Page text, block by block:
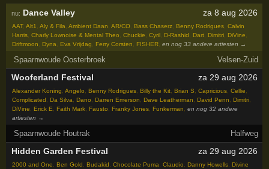
nu: Dance Valley za 8 aug 2026
AAT,Alt1 ,Aly & Fila ,Ambient Daan ,AR/CO Bass Chaserz Benny Rodrigues ,Calvin
Harris ,Charly Lownoise & Mental Theo ,Chuckie ,Cyril D-Rashid Dart Dimitri DiVine
Driftmoon
Dyna Eva Vrijdag Ferry Corsten FISHER ,en nog 33 andere artiesten →
Spaarnwoude Oosterbroek Velsen-Zuid
Wooferland Festival za 29 aug 2026
Alexander Koning ,Angelo ,Benny Rodrigues ,Billy the Kit ,Brian S ,Capricious ,Cellie
Complicated
,Da Silva ,Dano ,Darren Emerson ,Dave Leatherman ,David Penn ,Dimitri
DiVine
,Erick E ,Faith Mark ,Fausto ,Franky Jones ,Funkerman ,en nog 32 andere
artiesten →
Spaarnwoude Houtrak Halfweg
Hidden Garden Festival za 29 aug 2026
2000 and One ,Ben Gold ,Budakid ,Chocolate Puma ,Claudio ,Danny Howells ,Divine